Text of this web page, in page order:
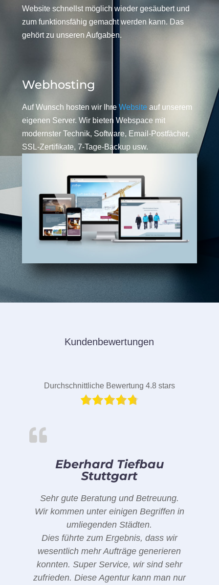
Website schnellst möglich wieder gesäubert und
zum funktionsfähig gemacht werden kann. Das
gehört zu unseren Aufgaben.
Webhosting
Auf Wunsch hosten wir Ihre Website auf unserem
eigenen Server. Wir bieten Webspace mit
modernster Technik, Software, Email-Postfächer,
SSL-Zertifikate, 7-Tage-Backup usw.
Kundenbewertungen
Durchschnittliche Bewertung 4.8 stars
Eberhard Tiefbau
Stuttgart
Sehr gute Beratung und Betreuung.
Wir kommen unter einigen Begriffen in
umliegenden Städten.
Dies führte zum Ergebnis, dass wir
wesentlich mehr Aufträge generieren
konnten. Super Service, wir sind sehr
zufrieden. Diese Agentur kann man nur